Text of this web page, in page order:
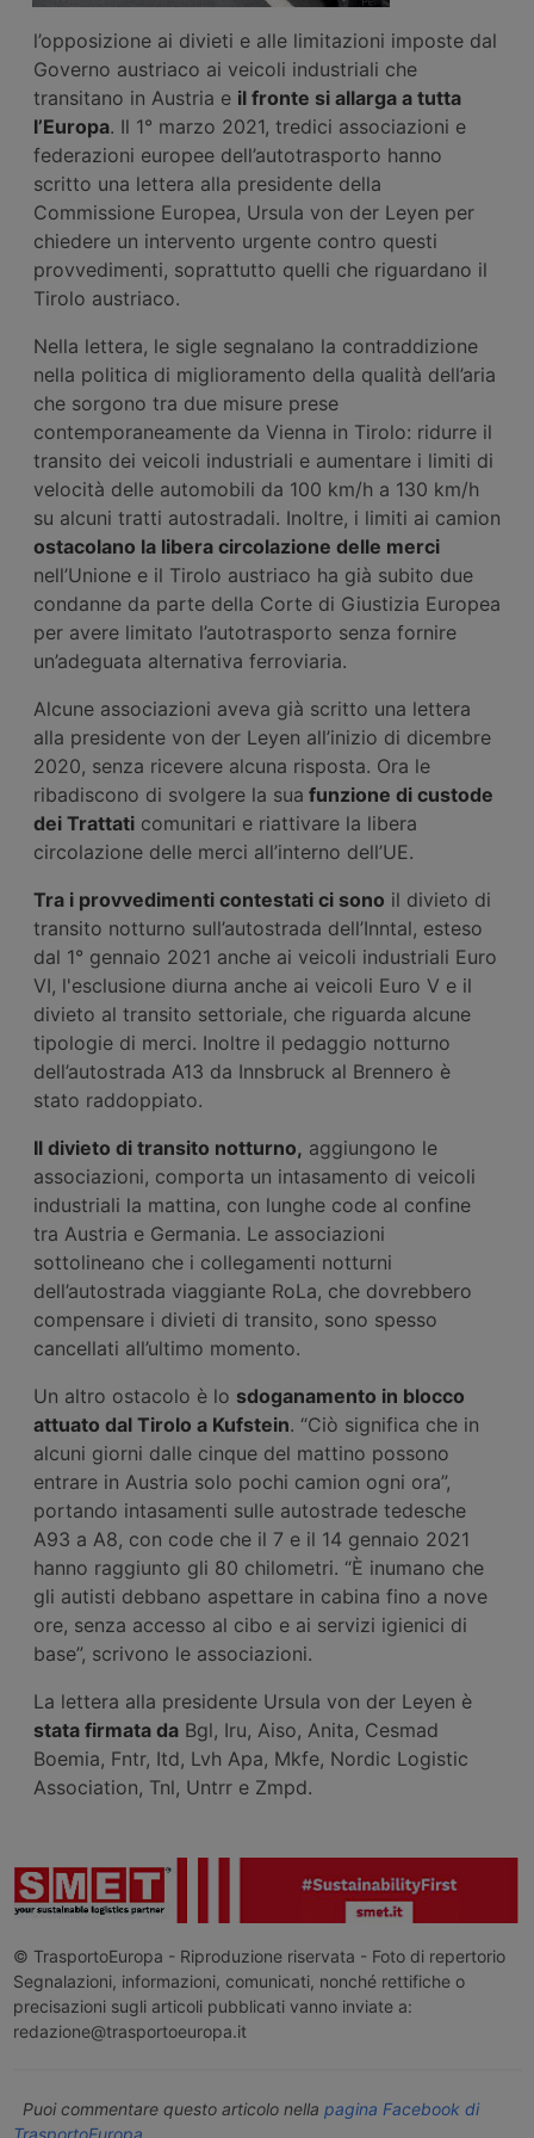
l’opposizione ai divieti e alle limitazioni imposte dal
Governo austriaco ai veicoli industriali che
transitano in Austria e il fronte si allarga a tutta
l’Europa. Il 1° marzo 2021, tredici associazioni e
federazioni europee dell’autotrasporto hanno
scritto una lettera alla presidente della
Commissione Europea, Ursula von der Leyen per
chiedere un intervento urgente contro questi
provvedimenti, soprattutto quelli che riguardano il
Tirolo austriaco.
Nella lettera, le sigle segnalano la contraddizione
nella politica di miglioramento della qualità dell’aria
che sorgono tra due misure prese
contemporaneamente da Vienna in Tirolo: ridurre il
transito dei veicoli industriali e aumentare i limiti di
velocità delle automobili da 100 km/h a 130 km/h
su alcuni tratti autostradali. Inoltre, i limiti ai camion
ostacolano la libera circolazione delle merci
nell’Unione e il Tirolo austriaco ha già subito due
condanne da parte della Corte di Giustizia Europea
per avere limitato l’autotrasporto senza fornire
un’adeguata alternativa ferroviaria.
Alcune associazioni aveva già scritto una lettera
alla presidente von der Leyen all’inizio di dicembre
2020, senza ricevere alcuna risposta. Ora le
ribadiscono di svolgere la sua funzione di custode
dei Trattati comunitari e riattivare la libera
circolazione delle merci all’interno dell’UE.
Tra i provvedimenti contestati ci sono il divieto di
transito notturno sull’autostrada dell’Inntal, esteso
dal 1° gennaio 2021 anche ai veicoli industriali Euro
VI, l'esclusione diurna anche ai veicoli Euro V e il
divieto al transito settoriale, che riguarda alcune
tipologie di merci. Inoltre il pedaggio notturno
dell’autostrada A13 da Innsbruck al Brennero è
stato raddoppiato.
Il divieto di transito notturno, aggiungono le
associazioni, comporta un intasamento di veicoli
industriali la mattina, con lunghe code al confine
tra Austria e Germania. Le associazioni
sottolineano che i collegamenti notturni
dell’autostrada viaggiante RoLa, che dovrebbero
compensare i divieti di transito, sono spesso
cancellati all’ultimo momento.
Un altro ostacolo è lo sdoganamento in blocco
attuato dal Tirolo a Kufstein. “Ciò significa che in
alcuni giorni dalle cinque del mattino possono
entrare in Austria solo pochi camion ogni ora”,
portando intasamenti sulle autostrade tedesche
A93 a A8, con code che il 7 e il 14 gennaio 2021
hanno raggiunto gli 80 chilometri. “È inumano che
gli autisti debbano aspettare in cabina fino a nove
ore, senza accesso al cibo e ai servizi igienici di
base”, scrivono le associazioni.
La lettera alla presidente Ursula von der Leyen è
stata firmata da Bgl, Iru, Aiso, Anita, Cesmad
Boemia, Fntr, Itd, Lvh Apa, Mkfe, Nordic Logistic
Association, Tnl, Untrr e Zmpd.
© TrasportoEuropa - Riproduzione riservata - Foto di repertorio
Segnalazioni, informazioni, comunicati, nonché rettifiche o
precisazioni sugli articoli pubblicati vanno inviate a:
redazione@trasportoeuropa.it
Puoi commentare questo articolo nella pagina Facebook di
TrasportoEuropa